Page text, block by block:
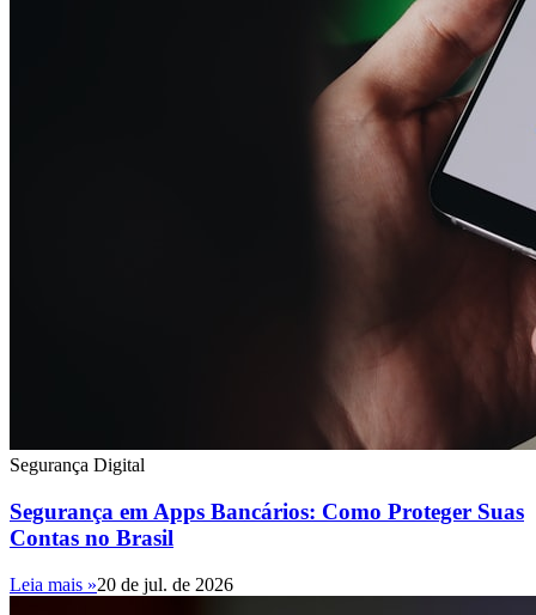
Segurança Digital
Segurança em Apps Bancários: Como Proteger Suas
Contas no Brasil
Leia mais »20 de jul. de 2026